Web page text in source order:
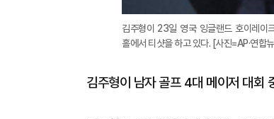
김주형이 23일 영국 잉글랜드 호이레
홀에서 티샷을 하고 있다. [사진=AP·연합
김주형이 남자 골프 4대 메이저 대회